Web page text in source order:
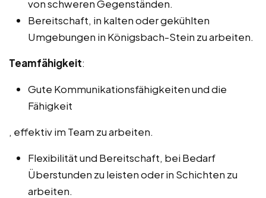
von schweren Gegenständen.
Bereitschaft, in kalten oder gekühlten
Umgebungen in Königsbach-Stein zu arbeiten.
Teamfähigkeit:
Gute Kommunikationsfähigkeiten und die
Fähigkeit
, effektiv im Team zu arbeiten.
Flexibilität und Bereitschaft, bei Bedarf
Überstunden zu leisten oder in Schichten zu
arbeiten.